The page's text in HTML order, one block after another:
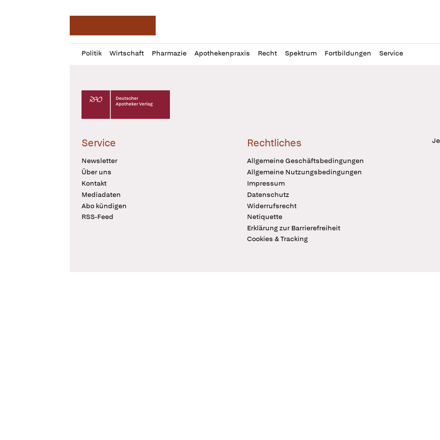
Politik Wirtschaft Pharmazie Apothekenpraxis Recht Spektrum Fortbildungen Service
Profil
öffnen
Daz
Pur
Deutscher Apotheker Verlag Logo
Service
Newsletter
Über uns
Kontakt
Mediadaten
Abo kündigen
RSS-Feed
Rechtliches
Allgemeine Geschäftsbedingungen
Allgemeine Nutzungsbedingungen
Impressum
Datenschutz
Widerrufsrecht
Netiquette
Erklärung zur Barrierefreiheit
Cookies & Tracking